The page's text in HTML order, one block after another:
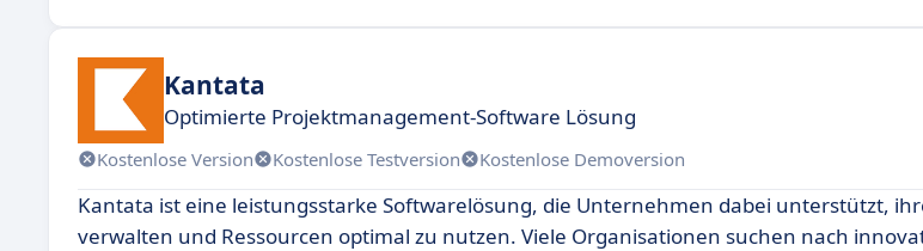
Kantata
Optimierte Projektmanagement-Software Lösung
Kostenlose Version Kostenlose Testversion Kostenlose Demoversion
Kantata ist eine leistungsstarke Softwarelösung, die Unternehmen dabei unterstützt,
verwalten und Ressourcen optimal zu nutzen. Viele Organisationen suchen nach